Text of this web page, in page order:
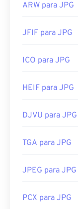
ARW para JPG
JFIF para JPG
ICO para JPG
HEIF para JPG
DJVU para JPG
TGA para JPG
JPEG para JPG
PCX para JPG